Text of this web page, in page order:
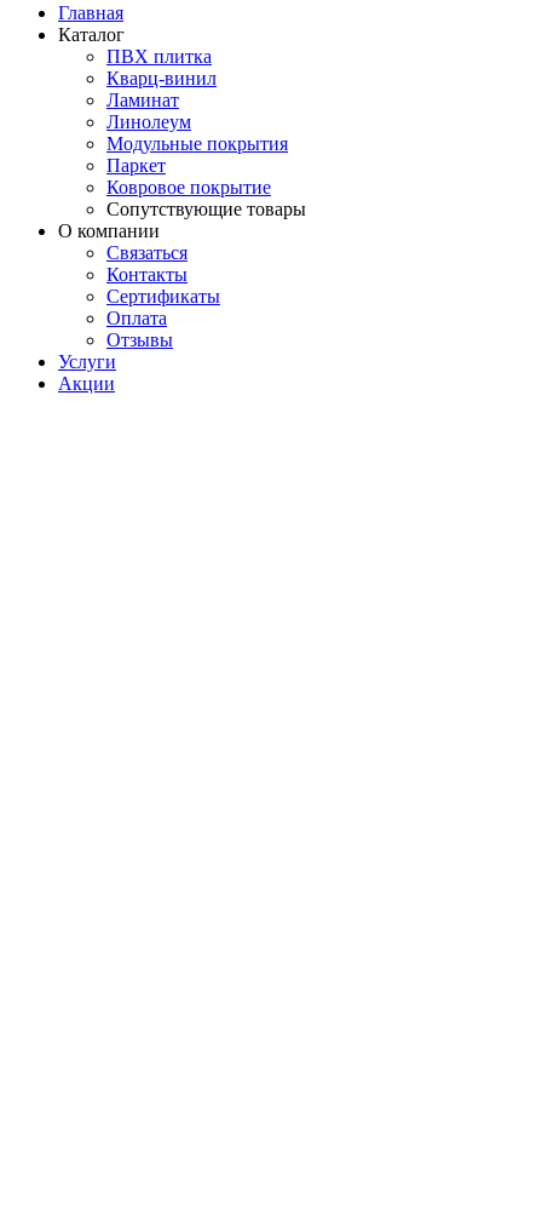
Главная
Каталог
ПВХ плитка
Кварц-винил
Ламинат
Линолеум
Модульные покрытия
Паркет
Ковровое покрытие
Сопутствующие товары
О компании
Связаться
Контакты
Сертификаты
Оплата
Отзывы
Услуги
Акции